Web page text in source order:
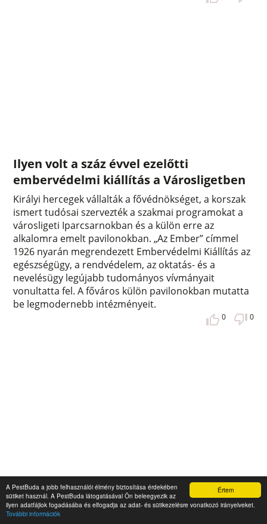
Értem
A PestBuda a jobb felhasználói élmény biztosítása érdekében
sütiket használ. A PestBuda látogatásával Ön beleegyezik az
ilyen adatfájlok fogadásába és elfogadja az adat- és sütikezelésre vonatkozó irányelveket.
További információk
Ilyen volt a száz évvel ezelőtti
embervédelmi kiállítás a Városligetben
Királyi hercegek vállalták a fővédnökséget, a korszak
ismert tudósai szervezték a szakmai programokat a
városligeti Iparcsarnokban és a külön erre az
alkalomra emelt pavilonokban. „Az Ember” címmel
1926 nyarán megrendezett Embervédelmi Kiállítás az
egészségügy, a rendvédelem, az oktatás- és a
nevelésügy legújabb tudományos vívmányait
vonultatta fel. A főváros külön pavilonokban mutatta
be legmodernebb intézményeit.
0 0